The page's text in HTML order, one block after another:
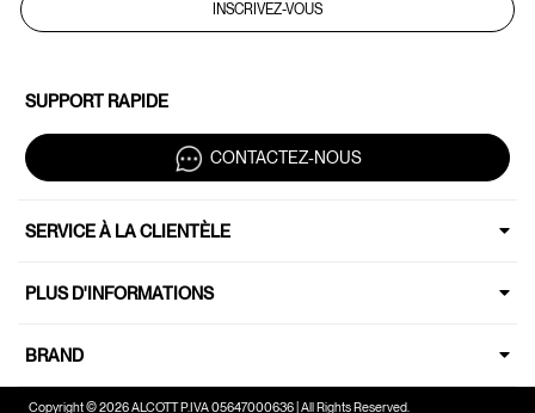
INSCRIVEZ-VOUS
SUPPORT RAPIDE
CONTACTEZ-NOUS
SERVICE À LA CLIENTÈLE
PLUS D'INFORMATIONS
BRAND
Copyright © 2026 ALCOTT P.IVA 05647000636 | All Rights Reserved.